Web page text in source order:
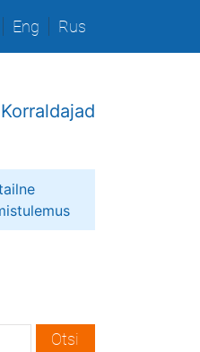
Eng Rus
Korraldajad
Otsi